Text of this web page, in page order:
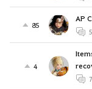
85
AP
4
7